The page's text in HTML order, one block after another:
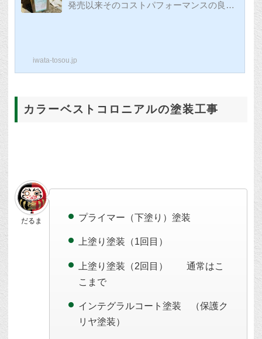
発売以来そのコストパフォーマンスの良さ
来の工程に加えて塗装する事で耐久性が飛
躍的に伸びると言われている塗料です！ こ
った屋根や壁にさらに塗装をする事で塗膜
を保護し、高耐久の塗膜が出来上がりま
iwata-tosou.jp
カラーベストコロニアルの塗装工事
だるま プライマー（下塗り）塗装
上塗り塗装（1回目）
上塗り塗装（2回目） 通常はこ
こまで
インテグラルコート塗装 （保護ク
リヤ塗装）